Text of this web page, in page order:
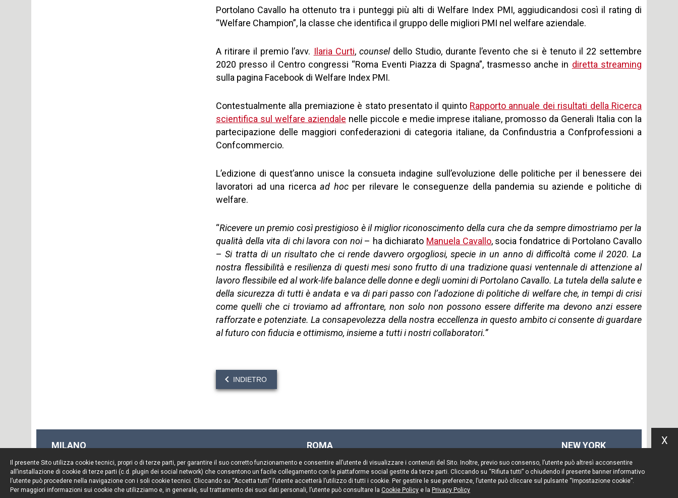
Portolano Cavallo ha ottenuto tra i punteggi più alti di Welfare Index PMI, aggiudicandosi così il rating di
“Welfare Champion”, la classe che identifica il gruppo delle migliori PMI nel welfare aziendale.
A ritirare il premio l’avv. Ilaria Curti, counsel dello Studio, durante l’evento che si è tenuto il 22 settembre
2020 presso il Centro congressi “Roma Eventi Piazza di Spagna”, trasmesso anche in diretta streaming
sulla pagina Facebook di Welfare Index PMI.
Contestualmente alla premiazione è stato presentato il quinto Rapporto annuale dei risultati della Ricerca
scientifica sul welfare aziendale nelle piccole e medie imprese italiane, promosso da Generali Italia con la
partecipazione delle maggiori confederazioni di categoria italiane, da Confindustria a Confprofessioni a
Confcommercio.
L’edizione di quest’anno unisce la consueta indagine sull’evoluzione delle politiche per il benessere dei
lavoratori ad una ricercaad hocper rilevare le conseguenze della pandemia su aziende e politiche di
welfare.
“Ricevere un premio così prestigioso è il miglior riconoscimento della cura che da sempre dimostriamo per la
qualità della vita di chi lavora con noi– ha dichiarato Manuela Cavallo, socia fondatrice di Portolano Cavallo
–Si tratta di un risultato che ci rende davvero orgogliosi, specie in un anno di difficoltà come il 2020. La
nostra flessibilità e resilienza di questi mesi sono frutto di una tradizione quasi ventennale di attenzione al
lavoro flessibile ed al work-life balance delle donne e degli uomini di Portolano Cavallo. La tutela della salute e
della sicurezza di tutti è andata e va di pari passo con l’adozione di politiche di welfare che, in tempi di crisi
come quelli che ci troviamo ad affrontare, non solo non possono essere differite ma devono anzi essere
rafforzate e potenziate. La consapevolezza della nostra eccellenza in questo ambito ci consente di guardare
al futuro con fiducia e ottimismo, insieme a tutti i nostri collaboratori.”
INDIETRO
MILANO
20123 Milano
Tel. +39 02 722341
Fax. +39 02 72234545
ROMA
00187 Roma
Tel. +39 06 696661
Fax. +39 06 69666544
NEW YORK
14th floor
New York, NY 10017
Il presente Sito utilizza cookie tecnici, propri o di terze parti, per garantire il suo corretto funzionamento e consentire all’utente di visualizzare i contenuti del Sito. Inoltre, previo suo consenso, l’utente può altresì acconsentire
all’installazione di cookie di terze parti (c.d. plugin dei social network) che consentono un facile collegamento con le piattaforme social gestite da terze parti. Cliccando su “Rifiuta tutti” o chiudendo il presente banner informativo
l’utente può procedere nella navigazione con i soli cookie tecnici. Cliccando su “Accetta tutti” l’utente accetterà l’utilizzo di tutti i cookie. Per gestire le sue preferenze, l’utente può cliccare sul pulsante “Impostazione cookie”.
Per maggiori informazioni sui cookie che utilizziamo e, in generale, sul trattamento dei suoi dati personali, l’utente può consultare la Cookie Policy e la Privacy Policy
X